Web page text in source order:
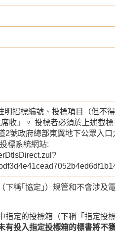
招標編號、投標項目（但不
收」。 投標者必須於上述截
2號政府總部東翼地下公眾入口
標系統網站:
下稱｢協定｣）規管和不會涉及
定的投標箱（下稱「指定投
有投入指定投標箱的標書將不